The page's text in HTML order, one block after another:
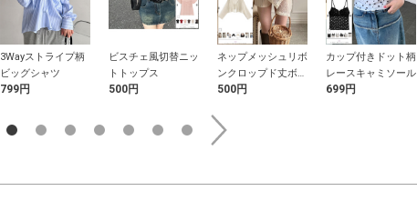
3Wayストライプ柄
ビッグシャツ
799円
ビスチェ風切替ニッ
トトップス
500円
ネップメッシュリボ
ンクロップド丈ボレ
ロ
500円
カップ付きドット柄
レースキャミソール
699円